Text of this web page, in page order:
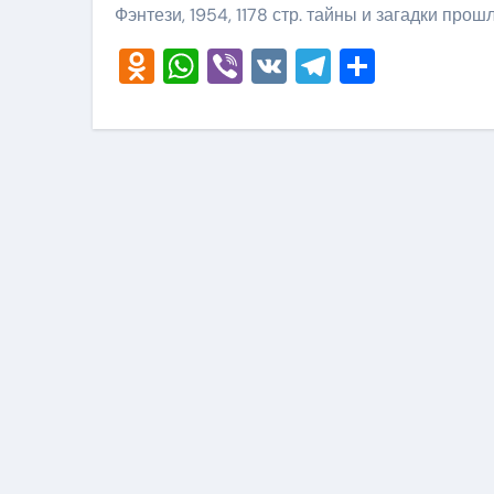
Фэнтези, 1954, 1178 стр. тайны и загадки
Odnoklassniki
WhatsApp
Viber
VKTelegram